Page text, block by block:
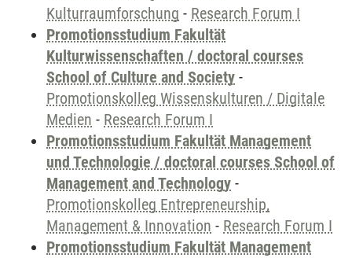
Kulturraumforschung - Research Forum I
Promotionsstudium Fakultät
Kulturwissenschaften / doctoral courses
School of Culture and Society -
Promotionskolleg Wissenskulturen / Digitale
Medien - Research Forum I
Promotionsstudium Fakultät Management
und Technologie / doctoral courses School of
Management and Technology -
Promotionskolleg Entrepreneurship,
Management & Innovation - Research Forum I
Promotionsstudium Fakultät Management